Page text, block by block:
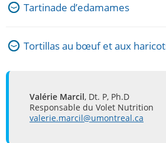
Tartinade d’edamames
Tortillas au bœuf et aux
Valérie Marcil, Dt. P, Ph.D
Responsable du Volet Nutrition
valerie.marcil@umontreal.ca